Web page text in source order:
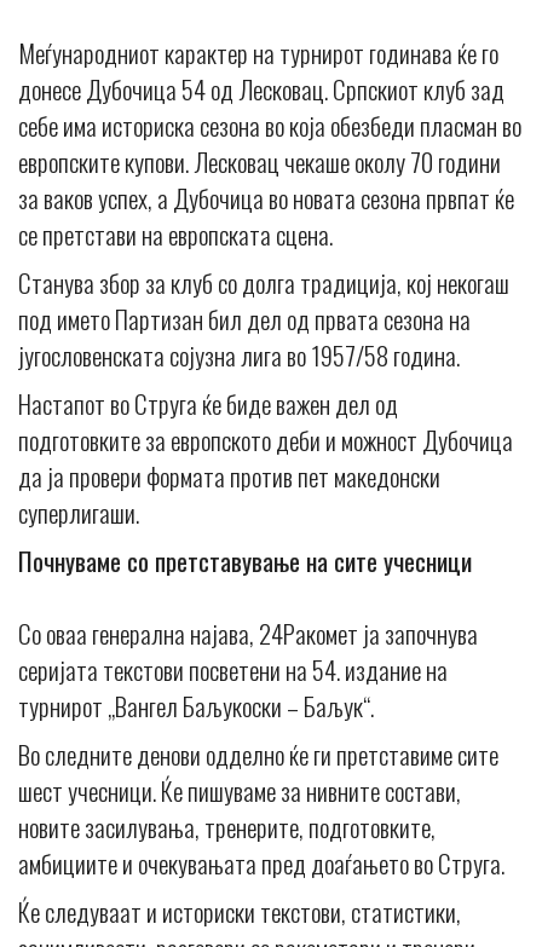
Меѓународниот карактер на турнирот годинава ќе го
донесе Дубочица 54 од Лесковац. Српскиот клуб зад
себе има историска сезона во која обезбеди пласман во
европските купови. Лесковац чекаше околу 70 години
за ваков успех, а Дубочица во новата сезона првпат ќе
се претстави на европската сцена.
Станува збор за клуб со долга традиција, кој некогаш
под името Партизан бил дел од првата сезона на
југословенската сојузна лига во 1957/58 година.
Настапот во Струга ќе биде важен дел од
подготовките за европското деби и можност Дубочица
да ја провери формата против пет македонски
суперлигаши.
Почнуваме со претставување на сите учесници
Со оваа генерална најава, 24Ракомет ја започнува
серијата текстови посветени на 54. издание на
турнирот „Вангел Баљукоски – Баљук“.
Во следните денови одделно ќе ги претставиме сите
шест учесници. Ќе пишуваме за нивните состави,
новите засилувања, тренерите, подготовките,
амбициите и очекувањата пред доаѓањето во Струга.
Ќе следуваат и историски текстови, статистики,